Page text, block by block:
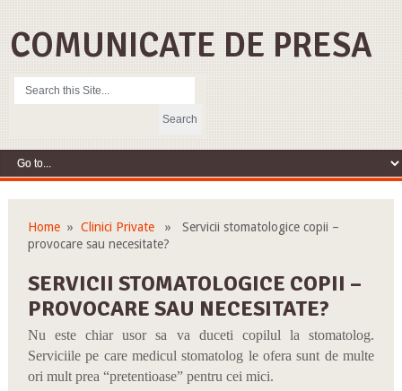
COMUNICATE DE PRESA
Home» Clinici Private» Servicii stomatologice copii –
provocare sau necesitate?
SERVICII STOMATOLOGICE COPII –
PROVOCARE SAU NECESITATE?
Nu este chiar usor sa va duceti copilul la stomatolog.
Serviciile pe care medicul stomatolog le ofera sunt de multe
ori mult prea “pretentioase” pentru cei mici.